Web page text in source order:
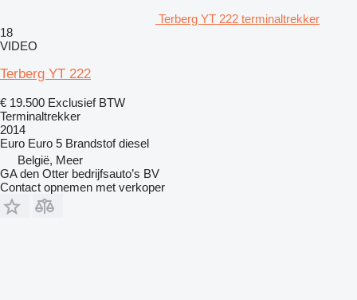
Terberg YT 222 terminaltrekker
18
VIDEO
Terberg YT 222
€ 19.500 Exclusief BTW
Terminaltrekker
2014
Euro Euro 5 Brandstof diesel
België, Meer
GA den Otter bedrijfsauto’s BV
Contact opnemen met verkoper